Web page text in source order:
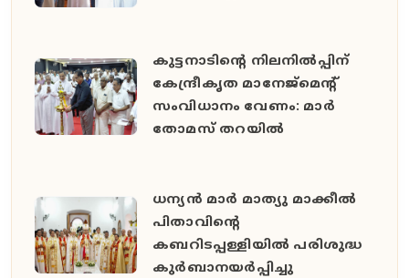
കുട്ടനാടിന്റെ നിലനിൽപ്പിന്
കേന്ദ്രീകൃത മാനേജ്മെന്റ്
സംവിധാനം വേണം: മാർ
തോമസ് തറയിൽ
ധന്യൻ മാർ മാത്യു മാക്കീൽ
പിതാവിൻ്റെ
കബറിടപ്പള്ളിയിൽ പരിശുദ്ധ
കുർബാനയർപ്പിച്ചു